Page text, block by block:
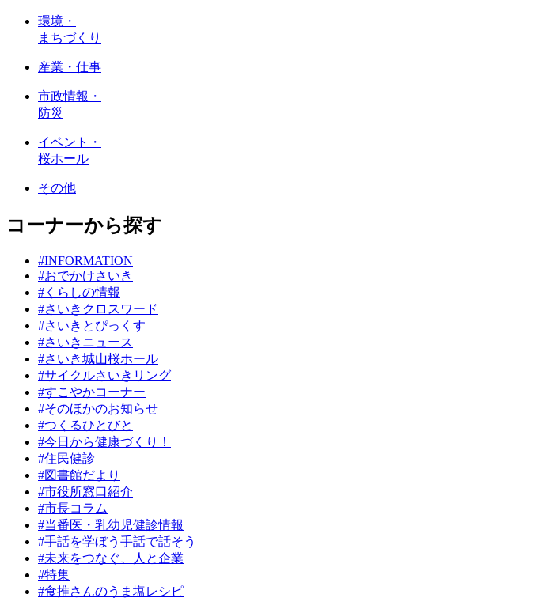
環境・
まちづくり
産業・仕事
市政情報・
防災
イベント・
桜ホール
その他
コーナーから探す
#INFORMATION
#おでかけさいき
#くらしの情報
#さいきクロスワード
#さいきとぴっくす
#さいきニュース
#さいき城山桜ホール
#サイクルさいきリング
#すこやかコーナー
#そのほかのお知らせ
#つくるひとびと
#今日から健康づくり！
#住民健診
#図書館だより
#市役所窓口紹介
#市長コラム
#当番医・乳幼児健診情報
#手話を学ぼう手話で話そう
#未来をつなぐ、人と企業
#特集
#食推さんのうま塩レシピ